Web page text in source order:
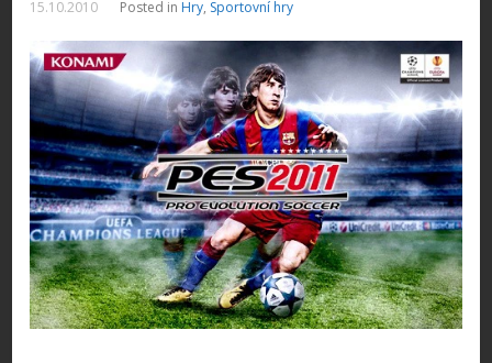
15.10.2010 Posted in Hry, Sportovní hry